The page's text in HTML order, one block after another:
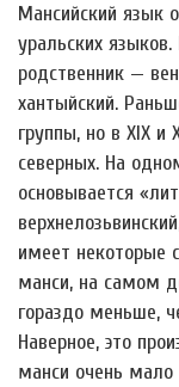
Мансийский язык
уральских
родственник —
хантыйский.
группы, но в XIX и
северных. На
основывается
имеет некоторые
манси, на самом
гораздо меньше,
Наверное, это
манси очень